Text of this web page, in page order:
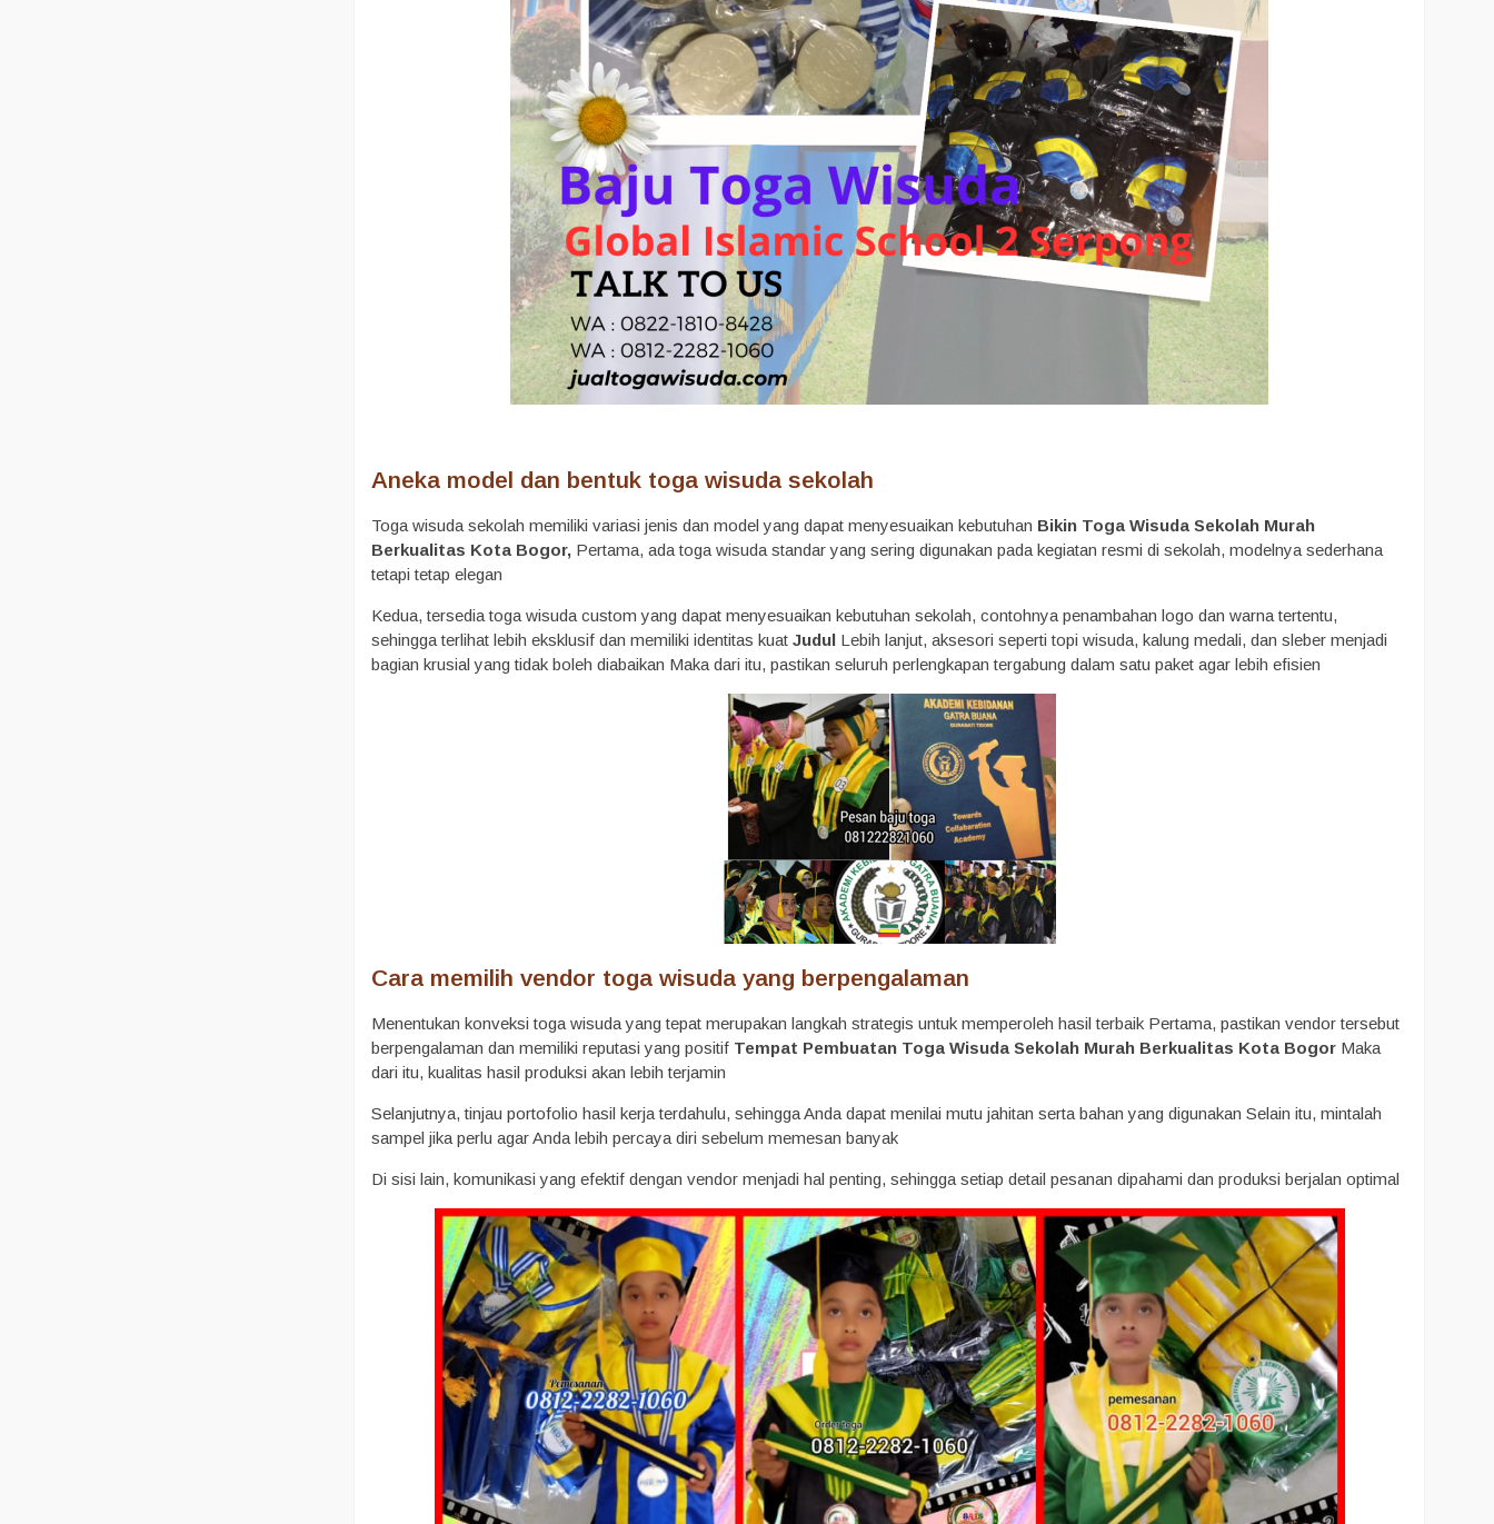
Aneka model dan bentuk toga wisuda sekolah
Toga wisuda sekolah memiliki variasi jenis dan model yang dapat menyesuaikan kebutuhan Bikin Toga Wisuda Sekolah Murah
Berkualitas Kota Bogor, Pertama, ada toga wisuda standar yang sering digunakan pada kegiatan resmi di sekolah, modelnya sederhana
tetapi tetap elegan
Kedua, tersedia toga wisuda custom yang dapat menyesuaikan kebutuhan sekolah, contohnya penambahan logo dan warna tertentu,
sehingga terlihat lebih eksklusif dan memiliki identitas kuatJudul Lebih lanjut, aksesori seperti topi wisuda, kalung medali, dan sleber menjadi
bagian krusial yang tidak boleh diabaikan Maka dari itu, pastikan seluruh perlengkapan tergabung dalam satu paket agar lebih efisien
Cara memilih vendor toga wisuda yang berpengalaman
Menentukan konveksi toga wisuda yang tepat merupakan langkah strategis untuk memperoleh hasil terbaik Pertama, pastikan vendor tersebut
berpengalaman dan memiliki reputasi yang positif Tempat Pembuatan Toga Wisuda Sekolah Murah Berkualitas Kota Bogor Maka
dari itu, kualitas hasil produksi akan lebih terjamin
Selanjutnya, tinjau portofolio hasil kerja terdahulu, sehingga Anda dapat menilai mutu jahitan serta bahan yang digunakan Selain itu, mintalah
sampel jika perlu agar Anda lebih percaya diri sebelum memesan banyak
Di sisi lain, komunikasi yang efektif dengan vendor menjadi hal penting, sehingga setiap detail pesanan dipahami dan produksi berjalan optimal